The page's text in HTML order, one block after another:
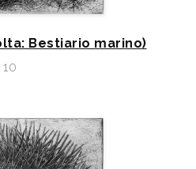
Bestiario marino)